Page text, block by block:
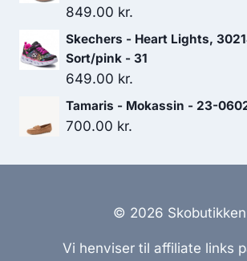
799.00 kr..
849.00 kr.
Skechers - Heart Lights,
Sort/pink - 31
649.00 kr.
Tamaris - Mokassin - 23-
700.00 kr.
© 2026 Skobutikken
Vi henviser til affiliate links